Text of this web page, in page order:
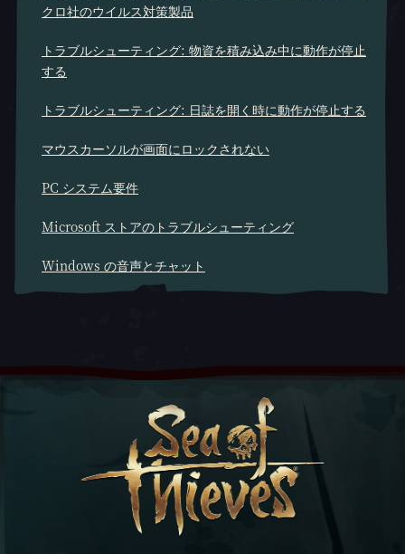
クロ社のウイルス対策製品
トラブルシューティング: 物資を積み込み中に動作が停止
する
トラブルシューティング: 日誌を開く時に動作が停止する
マウスカーソルが画面にロックされない
PC システム要件
Microsoft ストアのトラブルシューティング
Windows の音声とチャット